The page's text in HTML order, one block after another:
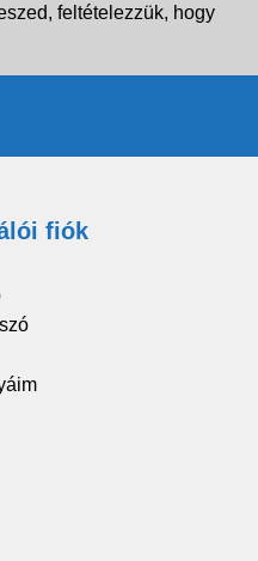
feltételezzük, hogy
fiók